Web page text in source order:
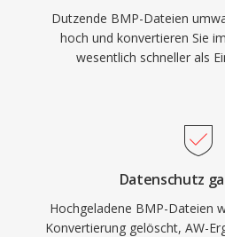
Dutzende BMP-Dateien
hoch und konvertieren Sie
wesentlich schneller als
Datenschutz
Hochgeladene BMP-Dateien
Konvertierung gelöscht, AW-